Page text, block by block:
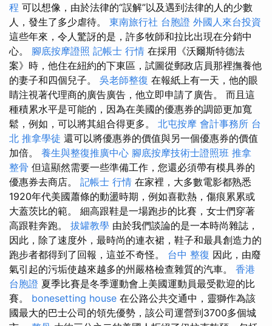
程 可以想像，由於法律的“誤解”以及遇到法律的人的少數
人，發生了多少虐待。 東南旅行社 台胞證 外國人來台投資
這些年來，令人驚訝的是，許多牧師和拉比出現在分銷中
心。 腳底按摩證照 記帳士 行情 在採用《沃爾斯特德法
案》時，他住在紐約的下東區，試圖從郵政店員那裡撫養他
的妻子和四個兒子。 吳老師整復 在報紙上有一天，他的眼
睛注視著代理商的廣告廣告，他立即申請了廣告。 而且這
種積累水平是可能的，因為在美國的優惠券的調節更加寬
鬆，例如，可以將其組合得更多。 北屯按摩 會計事務所 台
北 推拿學徒 還可以將優惠券的價值與另一個優惠券的價值
加倍。 養生與整復推廣中心 腳底按摩技術士證照班 推拿
整骨 但這顯然需要一些準備工作，您還必須帶有模具券的
優惠券去商店。 記帳士 行情 在家裡，大多數電影都熟悉
1920年代美國蕭條的動盪時期，例如喜歡熱，傷痕累累或
大蓋茨比的範。 細高跟鞋是一場跑步的比賽，女士們穿著
高跟鞋奔跑。 拔罐教學 由於我們談論的是一本時尚雜誌，
因此，除了速度外，最時尚的連衣裙，鞋子和最具創造力的
跑步者都得到了回報，這並不奇怪。 台中 整復 因此，由廢
氣引起的污垢使越來越多的州嚴格檢查雜質的汽車。 香港
台胞證 夏季比賽是冬季運動會上美國運動員最受歡迎的比
賽。 bonesetting house 在公路公共交通中，靈獅作為該
國最大的巴士公司的領先優勢，該公司運營到3700多個城